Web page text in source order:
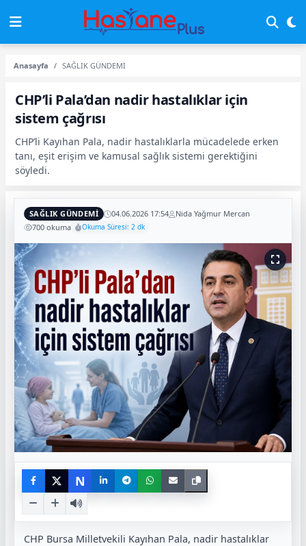
Anasayfa SAĞLIK GÜNDEMİ
CHP’li Pala’dan nadir hastalıklar için
sistem çağrısı
CHP’li Kayıhan Pala, nadir hastalıklarla mücadelede erken
tanı, eşit erişim ve kamusal sağlık sistemi gerektiğini
söyledi.
SAĞLIK GÜNDEMİ 04.06.2026 17:54
Nida Yağmur Mercan
700 okuma
Okuma Süresi: 2 dk
N
CHP Bursa Milletvekili Kayıhan Pala, nadir hastalıklar